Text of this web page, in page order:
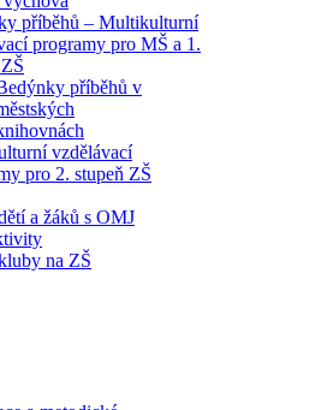
příběhů – Multikulturní
programy pro MŠ a 1.
příběhů v
vzdělávací
pro 2. stupeň ZŠ
a žáků s OMJ
na ZŠ